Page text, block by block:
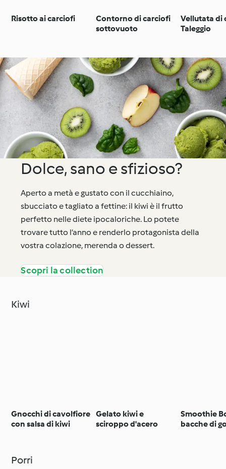
Risotto ai carciofi
Contorno di carciofi
sottovuoto
Vellutata di
Taleggio
Dolce, sano e sfizioso?
Aperto a metà e gustato con il cucchiaino,
sbucciato e tagliato a fettine: il kiwi è il frutto
perfetto nelle diete ipocaloriche. Lo potete
trovare tutto l’anno e renderlo protagonista della
vostra colazione, merenda o dessert.
Scopri la collection
Kiwi
Gnocchi di cavolfiore
con salsa di kiwi
Gelato kiwi e
sciroppo d'acero
Smoothie
bacche di
Porri